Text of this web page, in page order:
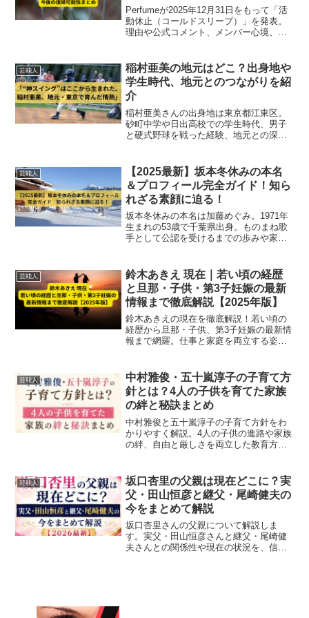
可能性まとめ
Perfumeが2025年12月31日をもって「活
動休止（コールドスリープ）」を発表。
理由や公式コメント、メンバー心境、フ
来への挑戦と再始動の可能性をまとめま
した。
芸能人
稲村亜美の地元はどこ？出身地や
学生時代、地元とのつながりを紹
介
稲村亜美さんの出身地は東京都江東区。
砂町中学や日出高校での学生時代、男子
と硬式野球を戦った経験、地元との深い
芸能人
【2025最新】坂本冬休みの本名
＆プロフィール完全ガイド！知ら
れざる素顔に迫る！
坂本冬休みの本名は加藤めぐみ。1971年
生まれの53歳で千葉県出身。ものまね歌
手として公認を受けるまでの歩みや家
芸能人
鈴木あきえ 現在｜若い頃の経歴
と旦那・子供・第3子妊娠の最新
情報まで徹底解説【2025年版】
鈴木あきえの現在を徹底解説！若い頃の
経歴から旦那・子供、第3子妊娠の最新情
報まで網羅。仕事と家庭を両立する姿に
芸能人
中村雅俊・五十嵐淳子の子育て方
針とは？4人の子供を育てた家族
の絆と秘訣まとめ
中村雅俊と五十嵐淳子の子育て方針をわ
かりやすく解説。4人の子供の進路や家族
の絆、自由と厳しさを両立した教育方
芸能人
坂口杏里の父親は現在どこに？実
父・田山恒彦と継父・尾崎健夫の
今をまとめて解説
坂口杏里さんの父親について解説しま
す。実父・田山恒彦さんと継父・尾崎健
夫さんとの関係性や現在の状況を、信頼